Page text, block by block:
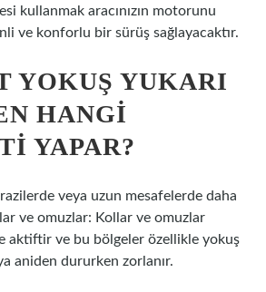
kullanmak aracınızın motorunu
ve konforlu bir sürüş sağlayacaktır.
YOKUŞ YUKARI
HANGI
YAPAR?
veya uzun mesafelerde daha
ve omuzlar: Kollar ve omuzlar
aktiftir ve bu bölgeler özellikle yokuş
aniden dururken zorlanır.